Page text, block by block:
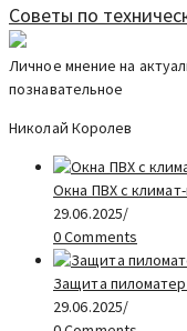
Советы по
Личное мнение на
познавательное
Николай Королев
Окна ПВХ с
29.06.2025/
0 Comments
Защита
29.06.2025/